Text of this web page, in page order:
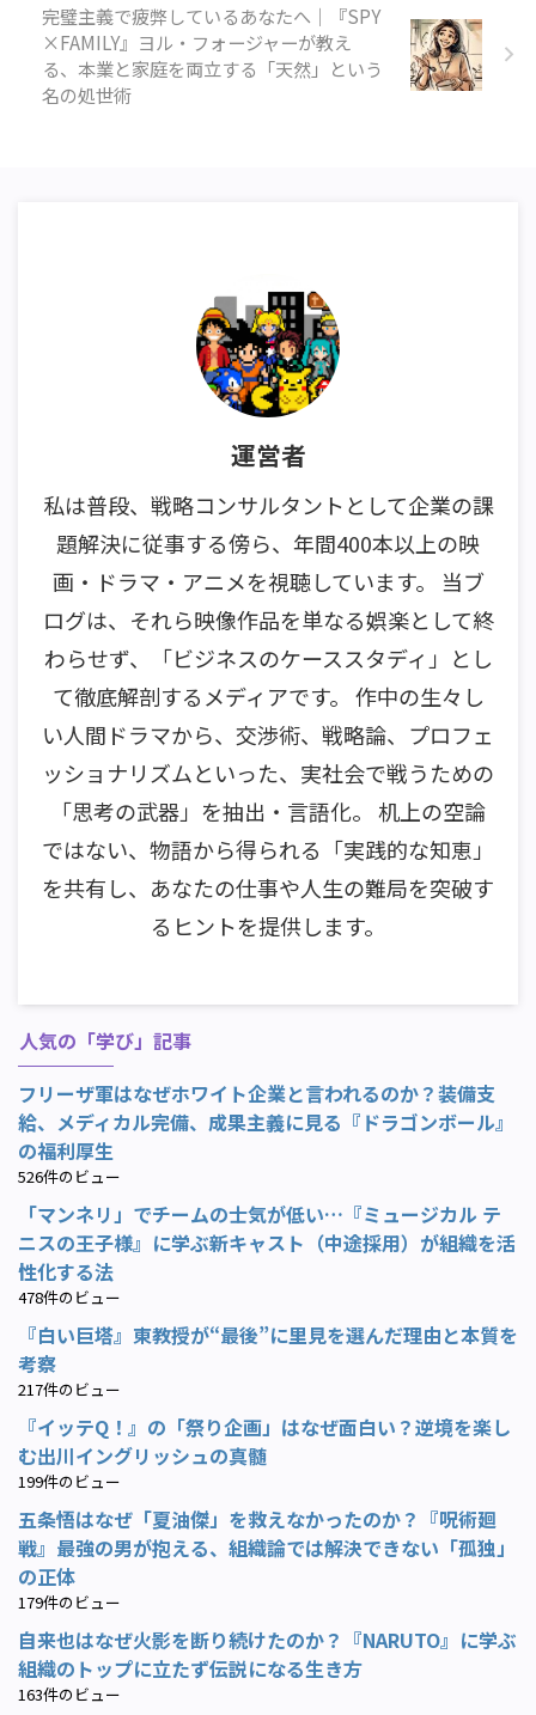
完璧主義で疲弊しているあなたへ｜『SPY
×FAMILY』ヨル・フォージャーが教え
る、本業と家庭を両立する「天然」という
名の処世術
運営者
私は普段、戦略コンサルタントとして企業の課
題解決に従事する傍ら、年間400本以上の映
画・ドラマ・アニメを視聴しています。 当ブ
ログは、それら映像作品を単なる娯楽として終
わらせず、「ビジネスのケーススタディ」とし
て徹底解剖するメディアです。 作中の生々し
い人間ドラマから、交渉術、戦略論、プロフェ
ッショナリズムといった、実社会で戦うための
「思考の武器」を抽出・言語化。 机上の空論
ではない、物語から得られる「実践的な知恵」
を共有し、あなたの仕事や人生の難局を突破す
るヒントを提供します。
人気の「学び」記事
フリーザ軍はなぜホワイト企業と言われるのか？装備支
給、メディカル完備、成果主義に見る『ドラゴンボール』
の福利厚生
526件のビュー
「マンネリ」でチームの士気が低い…『ミュージカル テ
ニスの王子様』に学ぶ新キャスト（中途採用）が組織を活
性化する法
478件のビュー
『白い巨塔』東教授が“最後”に里見を選んだ理由と本質を
考察
217件のビュー
『イッテQ！』の「祭り企画」はなぜ面白い？逆境を楽し
む出川イングリッシュの真髄
199件のビュー
五条悟はなぜ「夏油傑」を救えなかったのか？『呪術廻
戦』最強の男が抱える、組織論では解決できない「孤独」
の正体
179件のビュー
自来也はなぜ火影を断り続けたのか？『NARUTO』に学ぶ
組織のトップに立たず伝説になる生き方
163件のビュー